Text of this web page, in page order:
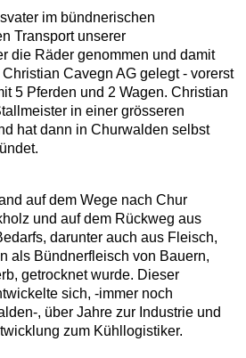
im bündnerischen
Transport unserer
die Räder genommen und damit
Cavegn AG gelegt - vorerst
5 Pferden und 2 Wagen. Christian
in einer grösseren
hat dann in Churwalden selbst
auf dem Wege nach Chur
und auf dem Rückweg aus
darunter auch aus Fleisch,
als Bündnerfleisch von Bauern,
getrocknet wurde. Dieser
sich, -immer noch
, über Jahre zur Industrie und
zum Kühllogistiker.